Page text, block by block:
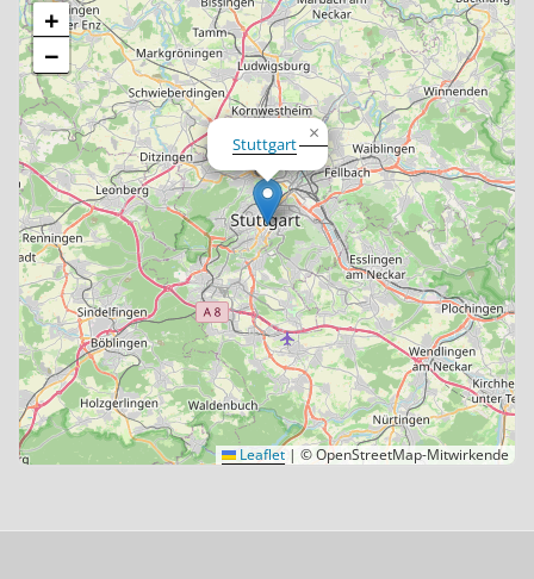
Stuttgart ×
+
−
Leaflet | © OpenStreetMap-Mitwirkende